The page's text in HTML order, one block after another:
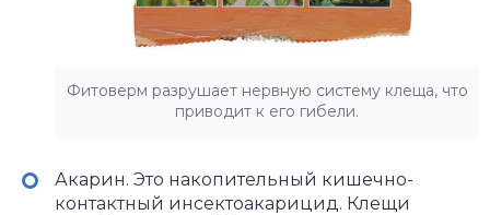
Фитоверм разрушает нервную систему клеща, что
приводит к его гибели.
Акарин. Это накопительный кишечно-
контактный инсектоакарицид. Клещи